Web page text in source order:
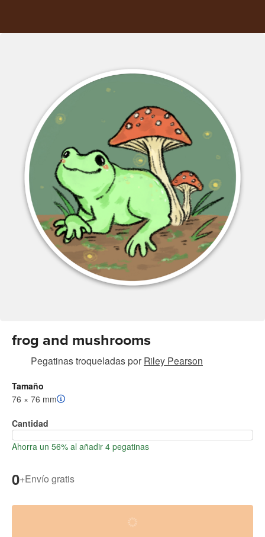
frog and mushrooms
Pegatinas troqueladaspor Riley Pearson
Tamaño
76 × 76 mm
Cantidad
Ahorra un 56% al añadir 4 pegatinas
0+Envío gratis